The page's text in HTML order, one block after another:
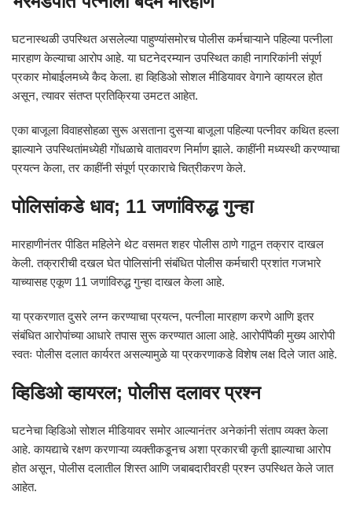
घटनास्थळी उपस्थित असलेल्या पाहुण्यांसमोरच पोलीस कर्मचाऱ्याने पहिल्या पत्नीला
मारहाण केल्याचा आरोप आहे. या घटनेदरम्यान उपस्थित काही नागरिकांनी संपूर्ण
प्रकार मोबाईलमध्ये कैद केला. हा व्हिडिओ सोशल मीडियावर वेगाने व्हायरल होत
असून, त्यावर संतप्त प्रतिक्रिया उमटत आहेत.
एका बाजूला विवाहसोहळा सुरू असताना दुसऱ्या बाजूला पहिल्या पत्नीवर कथित हल्ला
झाल्याने उपस्थितांमध्येही गोंधळाचे वातावरण निर्माण झाले. काहींनी मध्यस्थी करण्याचा
प्रयत्न केला, तर काहींनी संपूर्ण प्रकाराचे चित्रीकरण केले.
पोलिसांकडे धाव; 11 जणांविरुद्ध गुन्हा
मारहाणीनंतर पीडित महिलेने थेट वसमत शहर पोलीस ठाणे गाठून तक्रार दाखल
केली. तक्रारीची दखल घेत पोलिसांनी संबंधित पोलीस कर्मचारी प्रशांत गजभारे
याच्यासह एकूण 11 जणांविरुद्ध गुन्हा दाखल केला आहे.
या प्रकरणात दुसरे लग्न करण्याचा प्रयत्न, पत्नीला मारहाण करणे आणि इतर
संबंधित आरोपांच्या आधारे तपास सुरू करण्यात आला आहे. आरोपींपैकी मुख्य आरोपी
स्वतः पोलीस दलात कार्यरत असल्यामुळे या प्रकरणाकडे विशेष लक्ष दिले जात आहे.
व्हिडिओ व्हायरल; पोलीस दलावर प्रश्न
घटनेचा व्हिडिओ सोशल मीडियावर समोर आल्यानंतर अनेकांनी संताप व्यक्त केला
आहे. कायद्याचे रक्षण करणाऱ्या व्यक्तीकडूनच अशा प्रकारची कृती झाल्याचा आरोप
होत असून, पोलीस दलातील शिस्त आणि जबाबदारीवरही प्रश्न उपस्थित केले जात
आहेत.